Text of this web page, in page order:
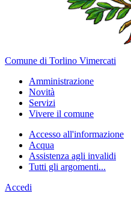
Comune di Torlino Vimercati
Amministrazione
Novità
Servizi
Vivere il comune
Accesso all'informazione
Acqua
Assistenza agli invalidi
Tutti gli argomenti...
Accedi